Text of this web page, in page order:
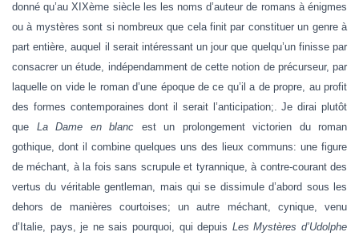
donné qu’au XIXème siècle les les noms d’auteur de romans à énigmes
ou à mystères sont si nombreux que cela finit par constituer un genre à
part entière, auquel il serait intéressant un jour que quelqu’un finisse par
consacrer un étude, indépendamment de cette notion de précurseur, par
laquelle on vide le roman d’une époque de ce qu’il a de propre, au profit
des formes contemporaines dont il serait l’anticipation;. Je dirai plutôt
que La Dame en blanc est un prolongement victorien du roman
gothique, dont il combine quelques uns des lieux communs: une figure
de méchant, à la fois sans scrupule et tyrannique, à contre-courant des
vertus du véritable gentleman, mais qui se dissimule d’abord sous les
dehors de manières courtoises; un autre méchant, cynique, venu
d’Italie, pays, je ne sais pourquoi, qui depuis Les Mystères d’Udolphe